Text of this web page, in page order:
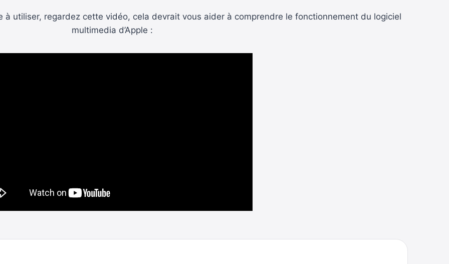
à utiliser, regardez cette vidéo, cela devrait vous aider à comprendre le fonctionnement du logiciel
multimedia d’Apple :